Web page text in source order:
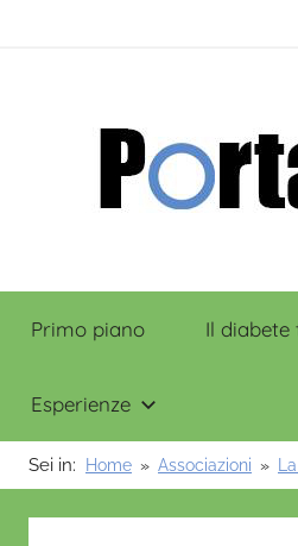
Portale
Diabete
Primo piano Il diabete
Esperienze
Sei in: Home Associazioni